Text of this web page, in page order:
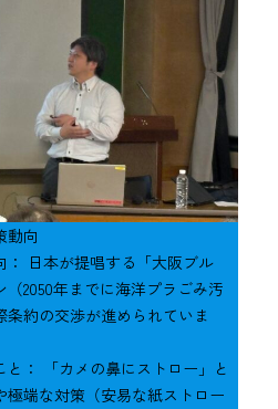
動向
日本が提唱する「大阪ブル
2050年までに海洋プラごみ汚
約の交渉が進められていま
： 「カメの鼻にストロー」と
極端な対策（安易な紙ストロー